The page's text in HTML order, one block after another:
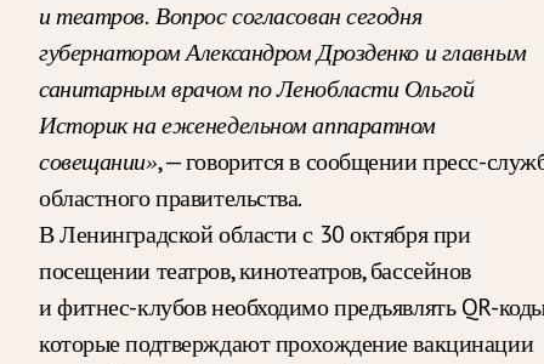
и театров. Вопрос согласован сегодня
губернатором Александром Дрозденко и главным
санитарным врачом по Ленобласти Ольгой
Историк на еженедельном аппаратном
совещании», — говорится в сообщении пресс-
областного правительства.
В Ленинградской области с 30 октября при
посещении театров, кинотеатров, бассейнов
и фитнес-клубов необходимо предъявлять QR-
которые подтверждают прохождение вакцинации